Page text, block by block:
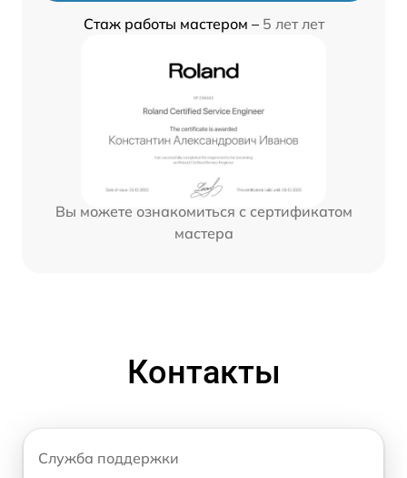
Стаж работы мастером – 5 лет лет
Вы можете ознакомиться с сертификатом
мастера
Контакты
Служба поддержки